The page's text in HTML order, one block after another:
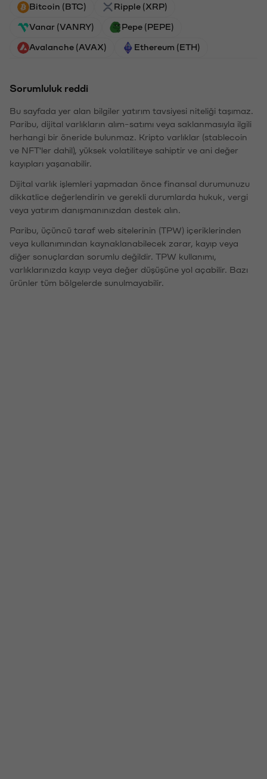
Bitcoin (BTC) Ripple (XRP)
Vanar (VANRY) Pepe (PEPE)
Avalanche (AVAX) Ethereum (ETH)
Sorumluluk reddi
Bu sayfada yer alan bilgiler yatırım tavsiyesi niteliği taşımaz.
Paribu, dijital varlıkların alım-satımı veya saklanmasıyla ilgili
herhangi bir öneride bulunmaz. Kripto varlıklar (stablecoin
ve NFT'ler dahil), yüksek volatiliteye sahiptir ve ani değer
kayıpları yaşanabilir.
Dijital varlık işlemleri yapmadan önce finansal durumunuzu
dikkatlice değerlendirin ve gerekli durumlarda hukuk, vergi
veya yatırım danışmanınızdan destek alın.
Paribu, üçüncü taraf web sitelerinin (TPW) içeriklerinden
veya kullanımından kaynaklanabilecek zarar, kayıp veya
diğer sonuçlardan sorumlu değildir. TPW kullanımı,
varlıklarınızda kayıp veya değer düşüşüne yol açabilir. Bazı
ürünler tüm bölgelerde sunulmayabilir.